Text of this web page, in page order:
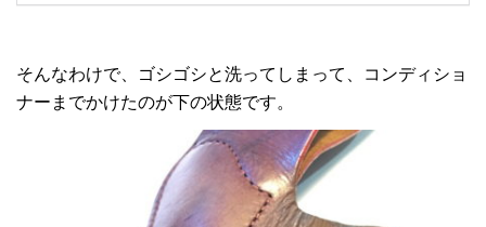
そんなわけで、ゴシゴシと洗ってしまって、コンディショ
ナーまでかけたのが下の状態です。